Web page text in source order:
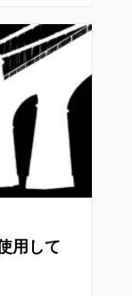
用して